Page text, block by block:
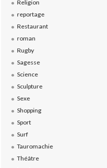
Religion
reportage
Restaurant
roman
Rugby
Sagesse
Science
Sculpture
Sexe
Shopping
Sport
Surf
Tauromachie
Théâtre